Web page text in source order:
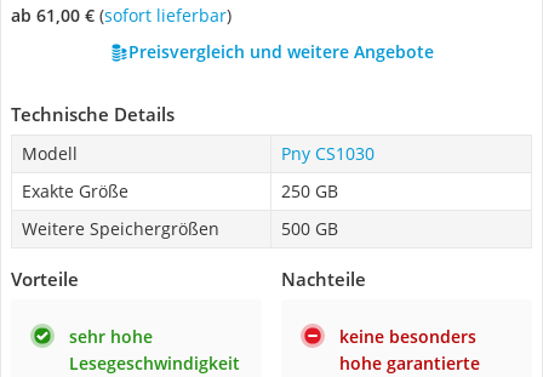
ab 61,00 € ( Sofort lieferbar)
Preisvergleich und weitere Angebote
Technische Details
Modell
Pny CS1030
Exakte Größe
250 GB
Weitere Speichergrößen
500 GB
Vorteile
sehr hohe
Lesegeschwindigkeit
Nachteile
keine besonders
hohe garantierte